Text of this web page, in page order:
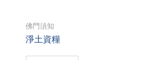
佛門須知
淨土資糧